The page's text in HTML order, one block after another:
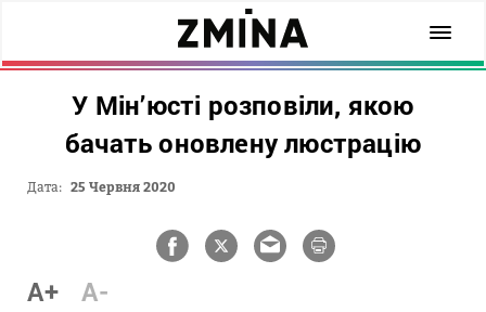
У Мін’юсті розповіли, якою
бачать оновлену люстрацію
Дата: 25 Червня 2020
A+ A-